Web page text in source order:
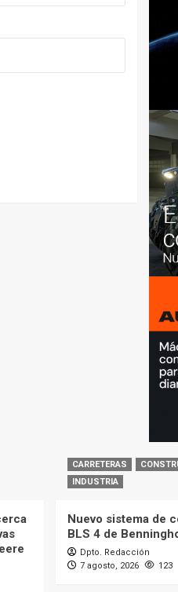
CARRETERAS
INDUSTRIA
Nuevo sistema de
BLS 4 de
Dpto. Redacción
7 agosto, 2026
123